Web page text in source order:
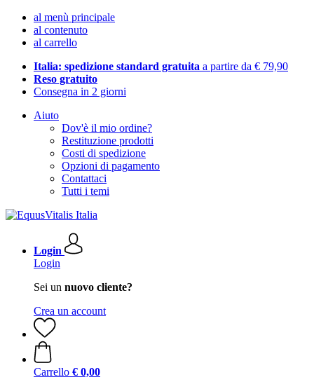
al menù principale
al contenuto
al carrello
Italia: spedizione standard gratuita a partire da € 79,90
Reso gratuito
Consegna in 2 giorni
Aiuto
Dov'è il mio ordine?
Restituzione prodotti
Costi di spedizione
Opzioni di pagamento
Contattaci
Tutti i temi
Login
Login
Sei un nuovo cliente?
Crea un account
Carrello € 0,00